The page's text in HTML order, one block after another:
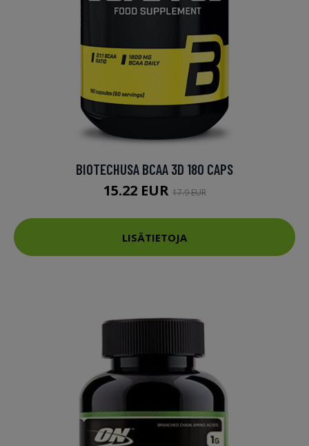
BIOTECHUSA BCAA 3D 180 CAPS
15.22 EUR17.9 EUR
LISÄTIETOJA